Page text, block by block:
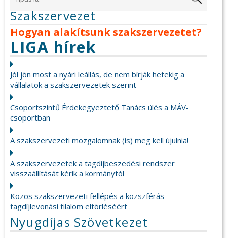
Szakszervezet
Hogyan alakítsunk szakszervezetet?
LIGA hírek
Jól jön most a nyári leállás, de nem bírják hetekig a
vállalatok a szakszervezetek szerint
Csoportszintű Érdekegyeztető Tanács ülés a MÁV-
csoportban
A szakszervezeti mozgalomnak (is) meg kell újulnia!
A szakszervezetek a tagdíjbeszedési rendszer
visszaállítását kérik a kormánytól
Közös szakszervezeti fellépés a közszférás
tagdíjlevonási tilalom eltörléséért
Nyugdíjas Szövetkezet